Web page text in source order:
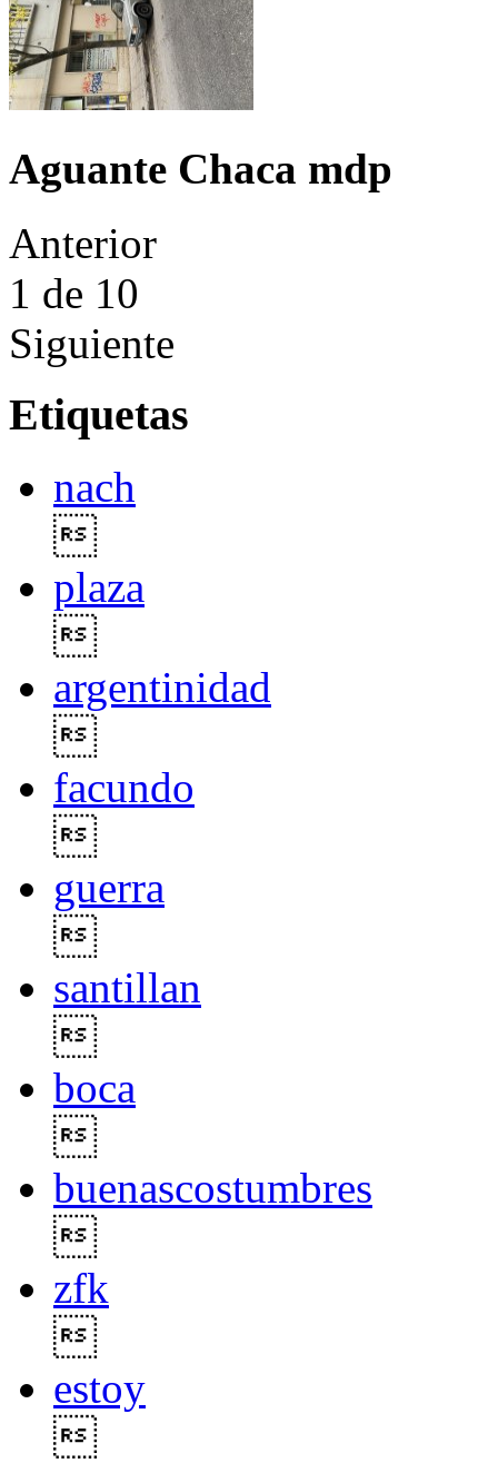
Aguante Chaca mdp
Anterior
1 de 10
Siguiente
Etiquetas
nach
plaza
argentinidad
facundo
guerra
santillan
boca
buenascostumbres
zfk
estoy